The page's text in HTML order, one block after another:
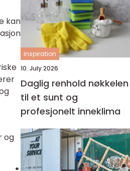
kan
og
inspiration
10. July 2026
Daglig renhold nøkkelen
til et sunt og
profesjonelt inneklima